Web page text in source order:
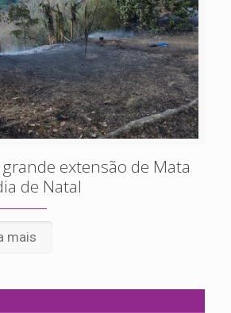
extensão de Mata
de Natal
mais